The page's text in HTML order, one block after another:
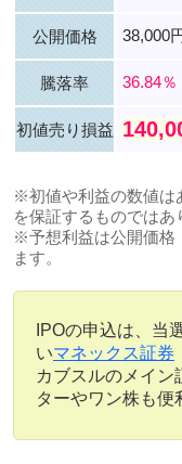
公開価格 38,000
騰落率 36.84％
初値売り損益
※初値や利益の数値は
を保証するものではあ
※予想利益は公開価格
ます。
IPOの申込は、当
いマネックス証券
カブスルのメイン
ターやワン株も便